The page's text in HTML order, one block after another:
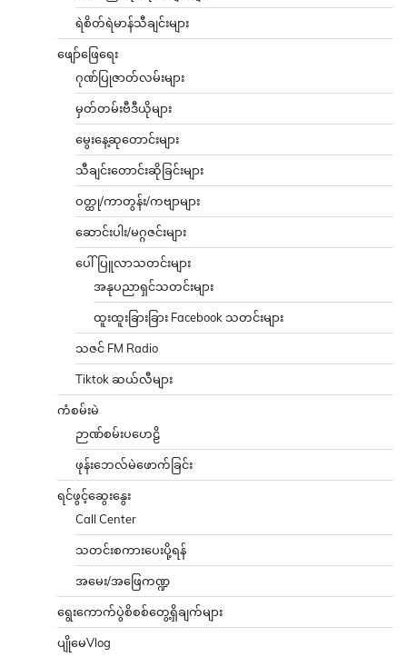
ရဲစိတ်ရဲမာန်သီချင်းများ
ဖျော်ဖြေရေး
ဂုဏ်ပြုဇာတ်လမ်းများ
မှတ်တမ်းဗီဒီယိုများ
မွေးနေ့ဆုတောင်းများ
သီချင်းတောင်းဆိုခြင်းများ
ဝတ္ထု/ကာတွန်း/ကဗျာများ
ဆောင်းပါး/မဂ္ဂဇင်းများ
ပေါ်ပြူလာသတင်းများ
အနုပညာရှင်သတင်းများ
ထူးထူးခြားခြား Facebook သတင်းများ
သဇင် FM Radio
Tiktok ဆယ်လီများ
ကံစမ်းမဲ
ဉာဏ်စမ်းပဟေဠိ
ဖုန်းဘေလ်မဲဖောက်ခြင်း
ရင်ဖွင့်ဆွေးနွေး
Call Center
သတင်းစကားပေးပို့ရန်
အမေး/အဖြေကဏ္ဍ
ရွေးကောက်ပွဲစိစစ်တွေ့ရှိချက်များ
ပျိုမေVlog